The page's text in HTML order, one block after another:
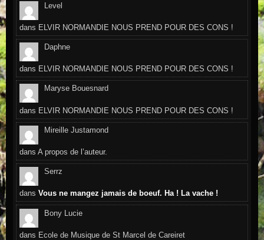
Level
dans ELVIR NORMANDIE NOUS PREND POUR DES CONS !
Daphne
dans ELVIR NORMANDIE NOUS PREND POUR DES CONS !
Maryse Bouesnard
dans ELVIR NORMANDIE NOUS PREND POUR DES CONS !
Mireille Justamond
dansA propos de l’auteur.
Serrz
dansVous ne mangez jamais de boeuf. Ha ! La vache !
Bony Lucie
dans Ecole de Musique de St Marcel de Careiret